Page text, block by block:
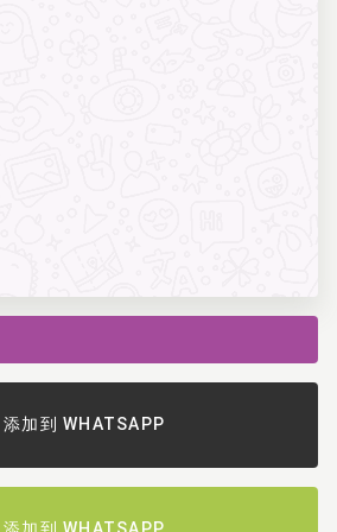
添加到 WHATSAPP